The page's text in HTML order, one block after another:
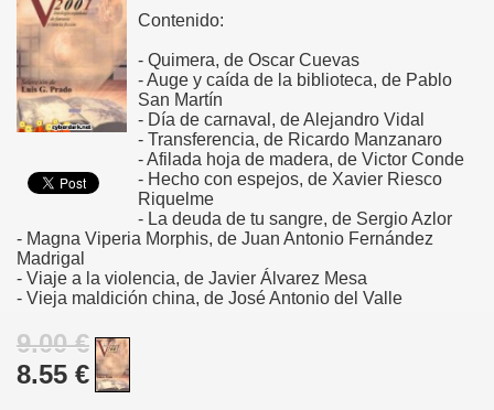
Contenido:
- Quimera, de Oscar Cuevas
- Auge y caída de la biblioteca, de Pablo
San Martín
- Día de carnaval, de Alejandro Vidal
- Transferencia, de Ricardo Manzanaro
- Afilada hoja de madera, de Victor Conde
- Hecho con espejos, de Xavier Riesco
Riquelme
- La deuda de tu sangre, de Sergio Azlor
- Magna Viperia Morphis, de Juan Antonio Fernández
Madrigal
- Viaje a la violencia, de Javier Álvarez Mesa
- Vieja maldición china, de José Antonio del Valle
9.00 €
8.55 €